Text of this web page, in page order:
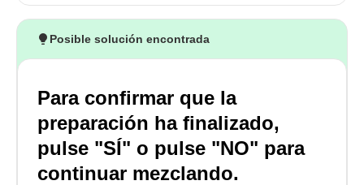
Posible solución encontrada
Para confirmar que la
preparación ha finalizado,
pulse "SÍ" o pulse "NO" para
continuar mezclando.